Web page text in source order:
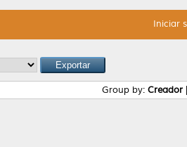
Iniciar
Group by: Creador